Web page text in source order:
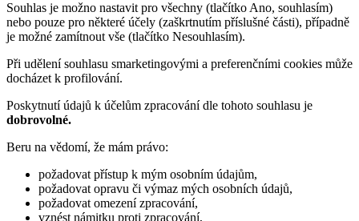
Souhlas je možno nastavit pro všechny (tlačítko Ano, souhlasím)
nebo pouze pro některé účely (zaškrtnutím příslušné části), případně
je možné zamítnout vše (tlačítko Nesouhlasím).
Při udělení souhlasu smarketingovými a preferenčními cookies může
docházet k profilování.
Poskytnutí údajů k účelům zpracování dle tohoto souhlasu je
dobrovolné.
Beru na vědomí, že mám právo:
požadovat přístup k mým osobním údajům,
požadovat opravu či výmaz mých osobních údajů,
požadovat omezení zpracování,
vznést námitku proti zpracování,